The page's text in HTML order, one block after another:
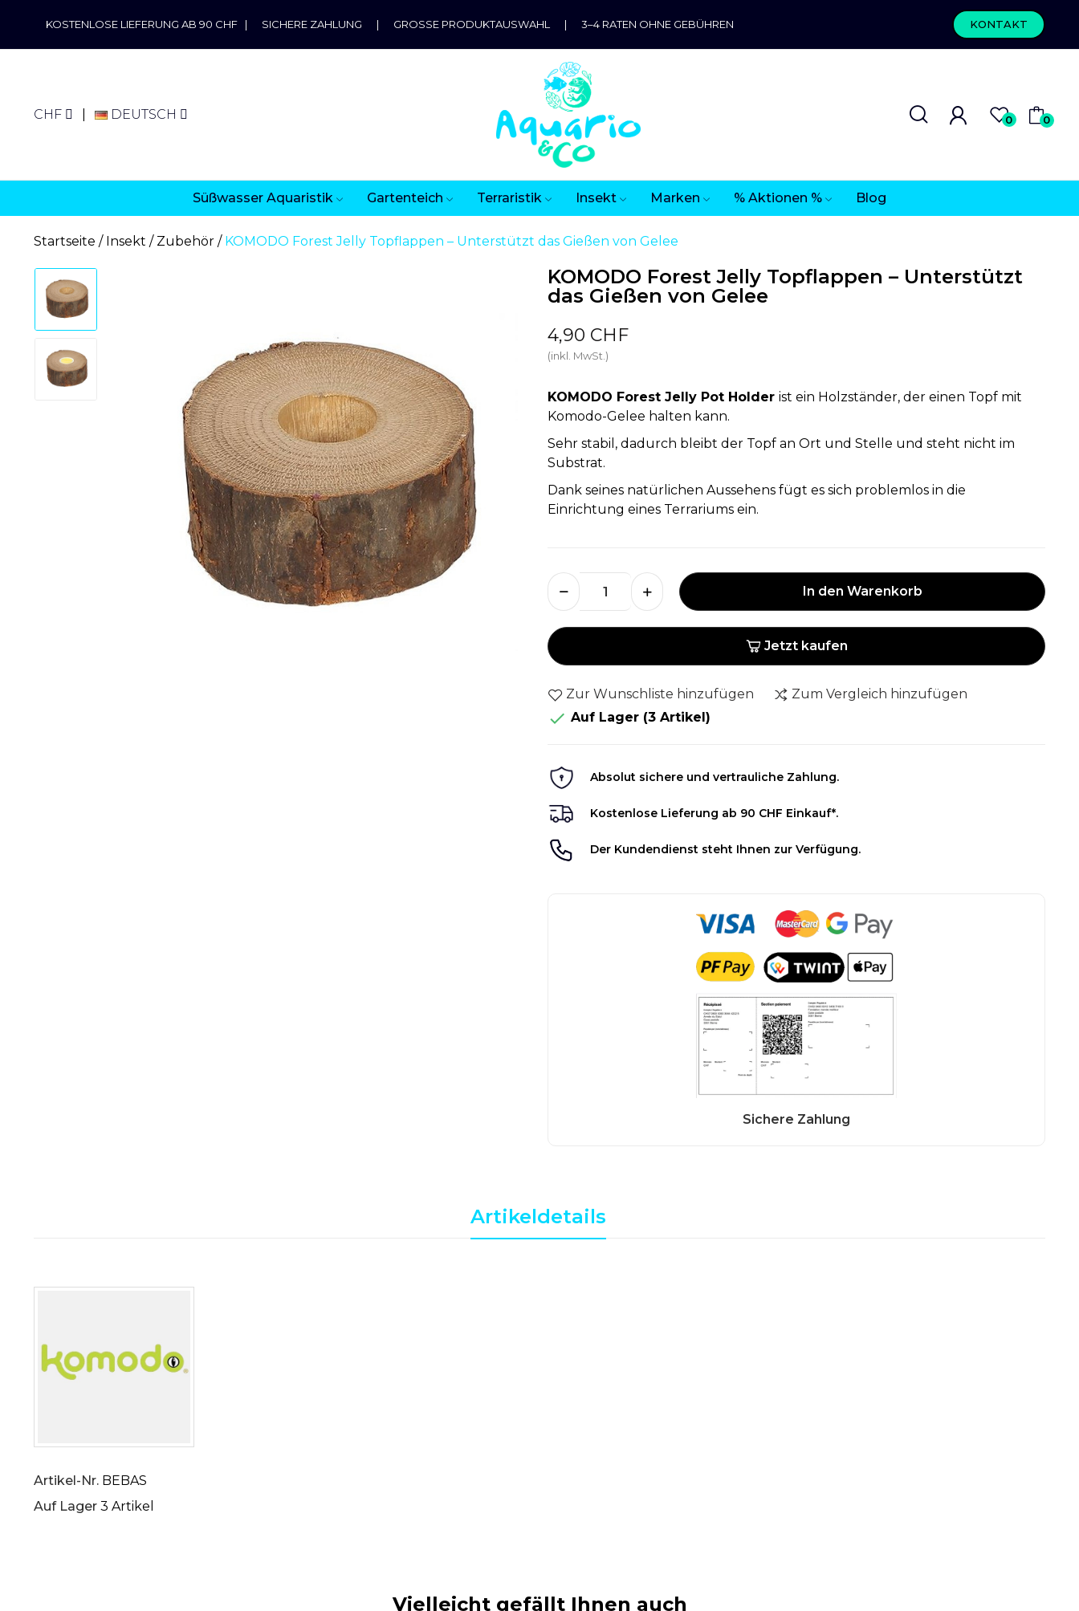
KOSTENLOSE LIEFERUNG AB 90 CHF | SICHERE ZAHLUNG | GROSSE PRODUKTAUSWAHL | 3–4 RATEN OHNE GEBÜHREN KONTAKT
CHF DEUTSCH 0 0
Süßwasser Aquaristik Gartenteich Terraristik Insekt Marken % Aktionen % Blog
Startseite Insekt Zubehör KOMODO Forest Jelly Topflappen – Unterstützt das Gießen von Gelee
KOMODO Forest Jelly Topflappen – Unterstützt
das Gießen von Gelee
4,90 CHF
(inkl. MwSt.)
KOMODO Forest Jelly Pot Holder ist ein Holzständer, der einen Topf mit
Komodo-Gelee halten kann.
Sehr stabil, dadurch bleibt der Topf an Ort und Stelle und steht nicht im
Substrat.
Dank seines natürlichen Aussehens fügt es sich problemlos in die
Einrichtung eines Terrariums ein.
In den Warenkorb
Jetzt kaufen
Zur Wunschliste hinzufügen Zum Vergleich hinzufügen
 Auf Lager (3 Artikel)
Absolut sichere und vertrauliche Zahlung.
Kostenlose Lieferung ab 90 CHF Einkauf*.
Der Kundendienst steht Ihnen zur Verfügung.
Artikeldetails
Artikel-Nr. BEBAS
Auf Lager 3 Artikel
Vielleicht gefällt Ihnen auch